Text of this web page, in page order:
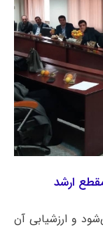
ارشد
و ارزشیابی آن